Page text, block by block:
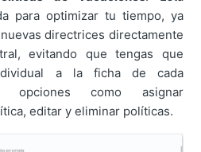
para optimizar tu tiempo, ya
directrices directamente
evitando que tengas que
a la ficha de cada
opciones como asignar
editar y eliminar políticas.